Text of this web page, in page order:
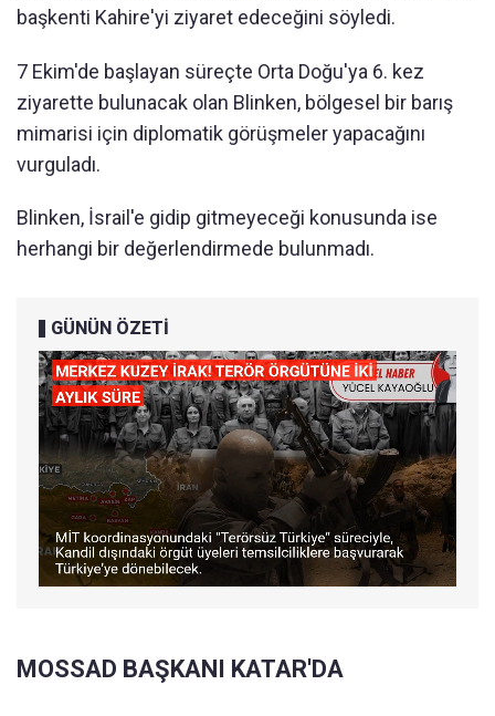
başkenti Kahire'yi ziyaret edeceğini söyledi.
7 Ekim'de başlayan süreçte Orta Doğu'ya 6. kez
ziyarette bulunacak olan Blinken, bölgesel bir barış
mimarisi için diplomatik görüşmeler yapacağını
vurguladı.
Blinken, İsrail'e gidip gitmeyeceği konusunda ise
herhangi bir değerlendirmede bulunmadı.
GÜNÜN ÖZETİ
MOSSAD BAŞKANI KATAR'DA